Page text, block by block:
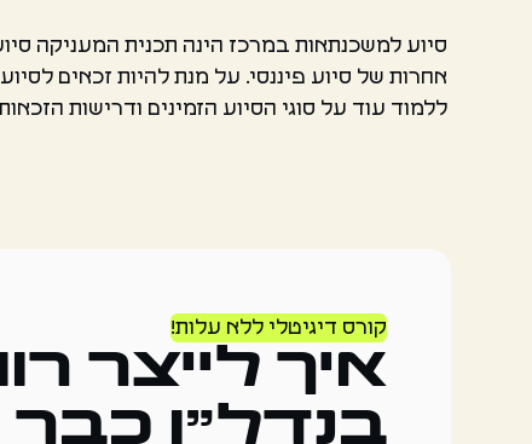
סיוע למשכנתאות במרכז הינה תכנית המעניקה
אחרות של סיוע פיננסי. על מנת להיות זכאים
ללמוד עוד על סוגי הסיוע הזמינים ודרישות
קורס דיגיטלי ללא עלות!
איך לייצר
בנדל"ן